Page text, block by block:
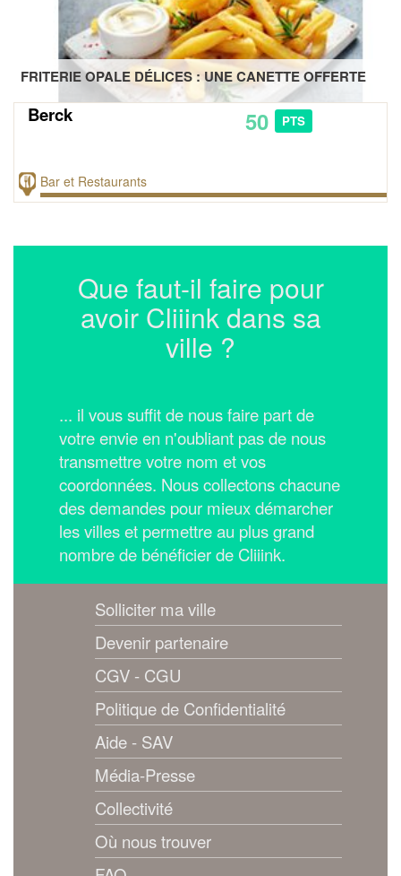
FRITERIE OPALE DÉLICES : UNE CANETTE OFFERTE
Berck 50 PTS
Bar et Restaurants
Que faut-il faire pour
avoir Cliiink dans sa
ville ?
... il vous suffit de nous faire part de
votre envie en n'oubliant pas de nous
transmettre votre nom et vos
coordonnées. Nous collectons chacune
des demandes pour mieux démarcher
les villes et permettre au plus grand
nombre de bénéficier de Cliiink.
Solliciter ma ville
Devenir partenaire
CGV - CGU
Politique de Confidentialité
Aide - SAV
Média-Presse
Collectivité
Où nous trouver